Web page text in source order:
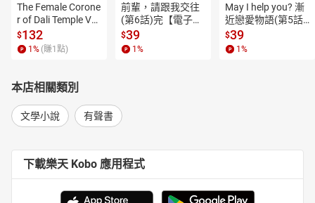
The Female Corone
r of Dali Temple Vo
l.6【有聲書】
$132
1 % (賺1 點)
前輩，請跟我交往
(第6話)完【電子
書】
$39
1 %
May I help you? 漸
近戀愛物語(第5話)
【電子書】
$39
1 %
本店相關類別
文學小說 有聲書
下載樂天 Kobo 應用程式